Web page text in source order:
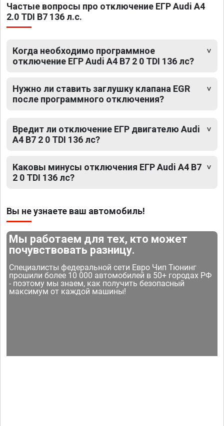
Частые вопросы про отключение ЕГР Audi A4
2.0 TDI B7 136 л.с.
Когда необходимо программное
отключение ЕГР Audi A4 B7 2 0 TDI 136 лс?
Нужно ли ставить заглушку клапана EGR
после программного отключения?
Вредит ли отключение ЕГР двигателю Audi
A4 B7 2 0 TDI 136 лс?
Каковы минусы отключения ЕГР Audi A4 B7
2 0 TDI 136 лс?
Вы не узнаете ваш автомобиль!
Мы работаем для тех, кто может
почувствовать разницу.
Специалисты федеральной сети Евро Чип Тюнинг
прошили более 10 000 автомобилей в 50+ городах РФ
- поэтому мы знаем, как получить безопасный
максимум от каждой машины!